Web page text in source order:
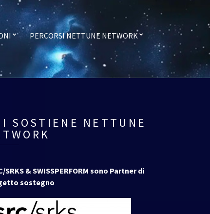
PERCORSI NETTUNE NETWORK
SOSTIENE NETTUNE
SRKS & SWISSPERFORM sono Partner di
sostegno